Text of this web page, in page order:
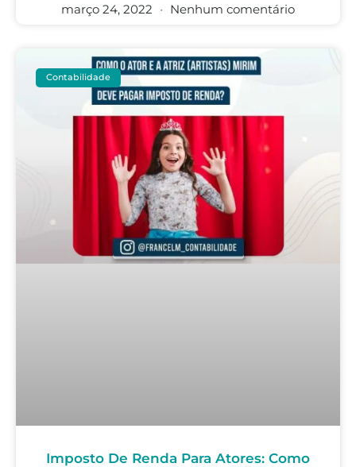
março 24, 2022 Nenhum comentário
Contabilidade
Imposto De Renda Para Atores: Como